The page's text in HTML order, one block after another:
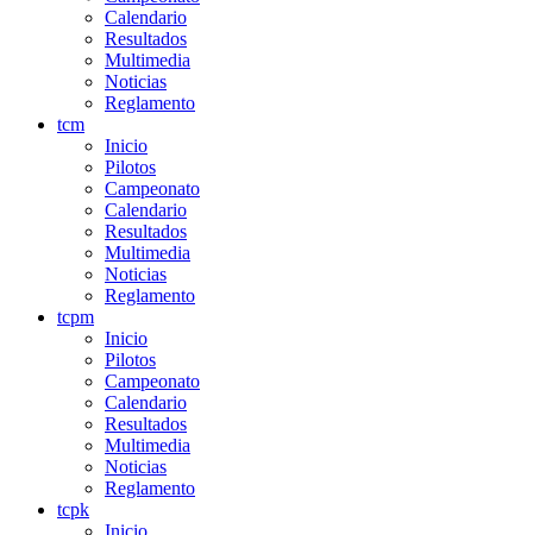
Calendario
Resultados
Multimedia
Noticias
Reglamento
tcm
Inicio
Pilotos
Campeonato
Calendario
Resultados
Multimedia
Noticias
Reglamento
tcpm
Inicio
Pilotos
Campeonato
Calendario
Resultados
Multimedia
Noticias
Reglamento
tcpk
Inicio